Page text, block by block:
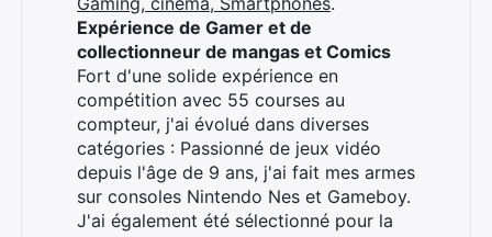
Expérience de Gamer et de
collectionneur de mangas et Comics
Fort d'une solide expérience en
compétition avec 55 courses au
compteur, j'ai évolué dans diverses
catégories : Passionné de jeux vidéo
depuis l'âge de 9 ans, j'ai fait mes armes
sur consoles Nintendo Nes et Gameboy.
J'ai également été sélectionné pour la